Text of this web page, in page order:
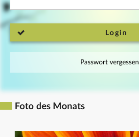
Login
Passwort vergessen
Foto des Monats